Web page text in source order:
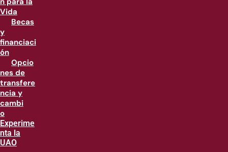
Vida
Becas
y
financiaci
ón
Opcio
nes de
transfere
ncia y
cambi
o
Experime
nta la
UAO